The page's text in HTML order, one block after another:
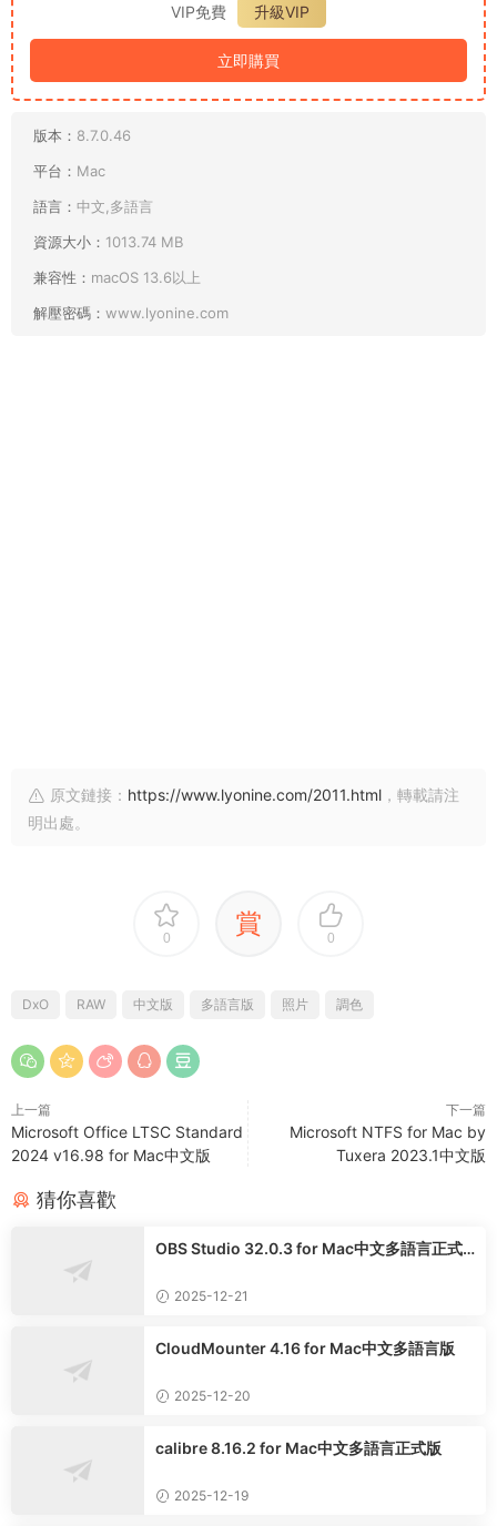
VIP免費
升級VIP
立即購買
版本： 8.7.0.46
平台： Mac
語言： 中文,多語言
資源大小： 1013.74 MB
兼容性： macOS 13.6以上
解壓密碼： www.lyonine.com
原文鏈接： https://www.lyonine.com/2011.html ，轉載請注
明出處。
0 賞 0
DxO RAW 中文版 多語言版 照片 調色
上一篇
Microsoft Office LTSC Standard
2024 v16.98 for Mac中文版
下一篇
Microsoft NTFS for Mac by
Tuxera 2023.1中文版
猜你喜歡
OBS Studio 32.0.3 for Mac中文多語言正式
2025-12-21
CloudMounter 4.16 for Mac中文多語言版
2025-12-20
calibre 8.16.2 for Mac中文多語言正式版
2025-12-19